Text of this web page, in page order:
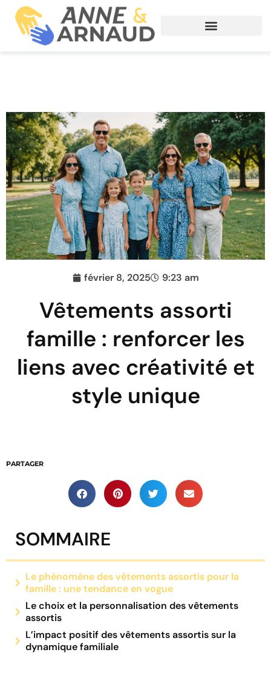
février 8, 2025 9:23 am
Vêtements assorti
famille : renforcer les
liens avec créativité et
style unique
PARTAGER
SOMMAIRE
Le phénomène des vêtements assortis pour la
famille : une tendance en vogue
Le choix et la personnalisation des vêtements
assortis
L’impact positif des vêtements assortis sur la
dynamique familiale